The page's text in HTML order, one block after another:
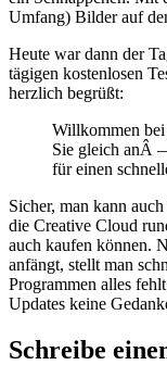
Umfang) Bilder auf
Heute war dann der
tägigen kostenlosen
herzlich begrüßt:
Willkommen
Sie gleich anÂ
für einen
Sicher, man kann
die Creative Cloud
auch kaufen können.
anfängt, stellt man
Programmen alles
Updates keine
Schreibe